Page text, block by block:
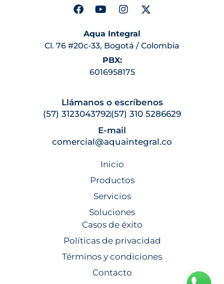
Aqua Integral
Cl. 76 #20c-33, Bogotá / Colombia
PBX:
6016958175
Llámanos o escríbenos
(57) 3123043792(57) 310 5286629
E-mail
comercial@aquaintegral.co
Inicio
Productos
Servicios
Soluciones
Casos de éxito
Políticas de privacidad
Términos y condiciones
Contacto